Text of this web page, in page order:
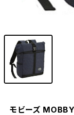
モビーズ